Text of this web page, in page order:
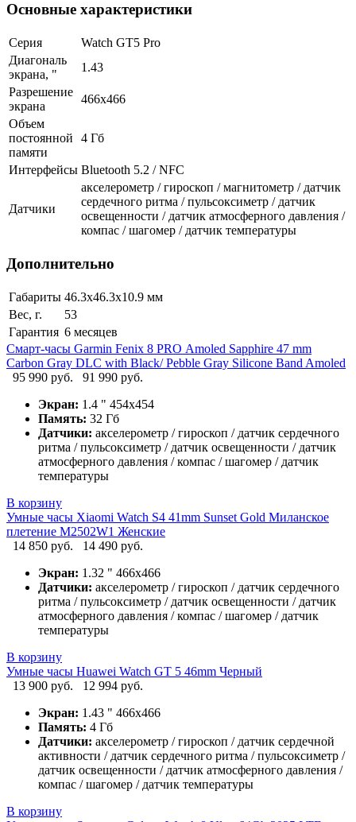
Основные характеристики
Серия
Watch GT5 Pro
Диагональ
экрана, "
1.43
Разрешение
экрана
466x466
Объем
постоянной
памяти
4 Гб
Интерфейсы Bluetooth 5.2 / NFC
Датчики
акселерометр / гироскоп / магнитометр / датчик
сердечного ритма / пульсоксиметр / датчик
освещенности / датчик атмосферного давления /
компас / шагомер / датчик температуры
Дополнительно
Габариты 46.3х46.3х10.9 мм
Вес, г.
53
Гарантия 6 месяцев
Смарт-часы Gаrmin Fеniх 8 РRО Аmоlеd Sаррhirе 47 mm
Саrbоn Grаy DLС with Вlасk/ Реbblе Grаy Siliсоnе Ваnd Amoled
95 990 руб.
91 990 руб.
Экран: 1.4 " 454x454
Память: 32 Гб
Датчики: акселерометр / гироскоп / датчик сердечного
ритма / пульсоксиметр / датчик освещенности / датчик
атмосферного давления / компас / шагомер / датчик
температуры
В корзину
Умные часы Xiaomi Watch S4 41mm Sunset Gold Миланское
плетение M2502W1 Женские
14 850 руб.
14 490 руб.
Экран: 1.32 " 466x466
Датчики: акселерометр / гироскоп / датчик сердечного
ритма / пульсоксиметр / датчик освещенности / датчик
атмосферного давления / компас / шагомер / датчик
температуры
В корзину
Умные часы Huawei Watch GT 5 46mm Черный
13 900 руб.
12 994 руб.
Экран: 1.43 " 466x466
Память: 4 Гб
Датчики: акселерометр / гироскоп / датчик сердечной
активности / датчик сердечного ритма / пульсоксиметр /
датчик освещенности / датчик атмосферного давления /
компас / шагомер / датчик температуры
В корзину